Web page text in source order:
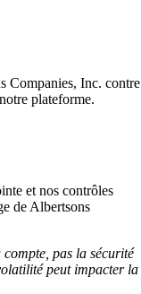
Companies, Inc. contre
plateforme.
et nos contrôles
de Albertsons
compte, pas la sécurité
peut impacter la